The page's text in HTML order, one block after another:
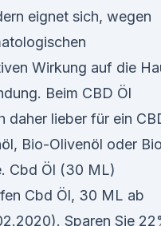
eignet sich, wegen
Wirkung auf die
Beim CBD Öl
daher lieber für ein
Bio-Olivenöl oder
Cbd Öl (30 ML)
Cbd Öl, 30 ML ab
Sparen Sie